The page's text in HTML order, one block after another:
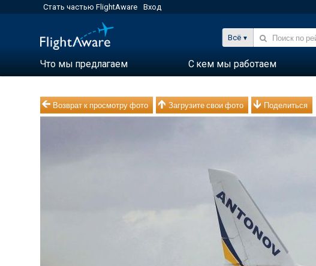
Стать частью FlightAware Вход
Всё
Что мы предлагаем С кем мы работаем
Возврат к просмотру фото Загрузите свои фото Поделиться